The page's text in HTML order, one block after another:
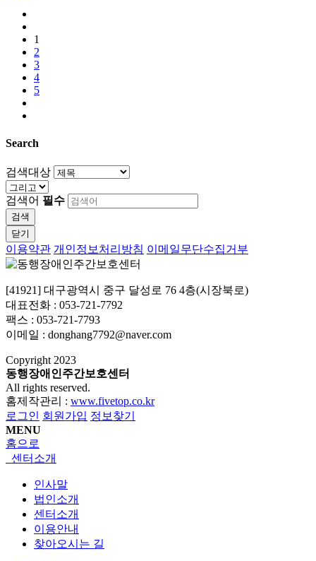
1
2
3
4
5
Search
검색대상
검색어 필수
검색
닫기
이용약관 개인정보처리방침 이메일무단수집거부
[41921] 대구광역시 중구 달성로 76 4층(시장북로)
대표전화 : 053-721-7792
팩스 : 053-721-7793
이메일 : donghang7792@naver.com
Copyright 2023
동행장애인주간보호센터
All rights reserved.
홈제작관리 : www.fivetop.co.kr
로그인 회원가입 정보찾기
MENU
홈으로
센터소개
인사말
법인소개
센터소개
이용안내
찾아오시는 길